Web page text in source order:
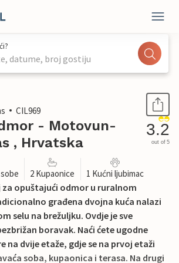
datume, broj gostiju
CIL969
- Motovun-
, Hrvatska
3.2
out of 5
2 Kupaonice 1 Kućni ljubimac
za opuštajući odmor u ruralnom
građena dvojna kuća nalazi
selu na brežuljku. Ovdje je sve
boravak. Naći ćete ugodne
na dvije etaže, gdje se na prvoj etaži
soba, kupaonica i terasa. Na drugi